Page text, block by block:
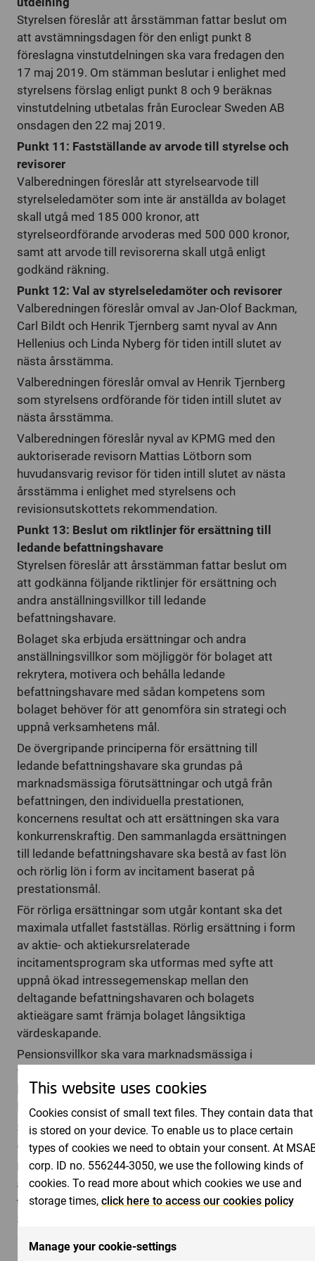
Styrelsen föreslår att årsstämman fattar beslut om
att avstämningsdagen för den enligt punkt 8
föreslagna vinstutdelningen ska vara fredagen den
17 maj 2019. Om stämman beslutar i enlighet med
styrelsens förslag enligt punkt 8 och 9 beräknas
vinstutdelning utbetalas från Euroclear Sweden AB
onsdagen den 22 maj 2019.
Punkt 11: Fastställande av arvode till styrelse och
revisorer
Valberedningen föreslår att styrelsearvode till
styrelseledamöter som inte är anställda av bolaget
skall utgå med 185 000 kronor, att
styrelseordförande arvoderas med 500 000 kronor,
samt att arvode till revisorerna skall utgå enligt
godkänd räkning.
Punkt 12: Val av styrelseledamöter och revisorer
Valberedningen föreslår omval av Jan-Olof Backman,
Carl Bildt och Henrik Tjernberg samt nyval av Ann
Hellenius och Linda Nyberg för tiden intill slutet av
nästa årsstämma.
Valberedningen föreslår omval av Henrik Tjernberg
som styrelsens ordförande för tiden intill slutet av
nästa årsstämma.
Valberedningen föreslår nyval av KPMG med den
auktoriserade revisorn Mattias Lötborn som
huvudansvarig revisor för tiden intill slutet av nästa
årsstämma i enlighet med styrelsens och
revisionsutskottets rekommendation.
Punkt 13: Beslut om riktlinjer för ersättning till
ledande befattningshavare
Styrelsen föreslår att årsstämman fattar beslut om
att godkänna följande riktlinjer för ersättning och
andra anställningsvillkor till ledande
befattningshavare.
Bolaget ska erbjuda ersättningar och andra
anställningsvillkor som möjliggör för bolaget att
rekrytera, motivera och behålla ledande
befattningshavare med sådan kompetens som
bolaget behöver för att genomföra sin strategi och
uppnå verksamhetens mål.
De övergripande principerna för ersättning till
ledande befattningshavare ska grundas på
marknadsmässiga förutsättningar och utgå från
befattningen, den individuella prestationen,
koncernens resultat och att ersättningen ska vara
konkurrenskraftig. Den sammanlagda ersättningen
till ledande befattningshavare ska bestå av fast lön
och rörlig lön i form av incitament baserat på
prestationsmål.
För rörliga ersättningar som utgår kontant ska det
maximala utfallet fastställas. Rörlig ersättning i form
av aktie- och aktiekursrelaterade
incitamentsprogram ska utformas med syfte att
uppnå ökad intressegemenskap mellan den
deltagande befattningshavaren och bolagets
aktieägare samt främja bolaget långsiktiga
värdeskapande.
Pensionsvillkor ska vara marknadsmässiga i
förhållande till vad som gäller för motsvarande
befattningshavare på den marknad respektive
befattningshavare är verksam.
Styrelsen ska äga rätt att frångå föreslagna riktlinjer
om särskilda skäl föreligger.
Punkt 14: Beslut om bemyndigande för styrelsen
att fatta beslut om emission av aktier,
teckningsoptioner och konvertibler
Styrelsen föreslår att årsstämman bemyndigar
intill tiden för nästa årsstämma, vid ett eller flera
This website uses cookies
Cookies consist of small text files. They contain data that
is stored on your device. To enable us to place certain
types of cookies we need to obtain your consent. At
corp. ID no. 556244-3050, we use the following kinds of
cookies. To read more about which cookies we use and
storage times, click here to access our cookies policy
Manage your cookie-settings